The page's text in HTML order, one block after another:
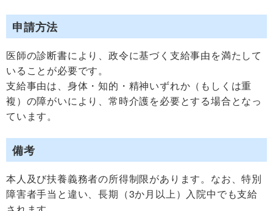
申請方法
医師の診断書により、政令に基づく支給事由を満たして
いることが必要です。
支給事由は、身体・知的・精神いずれか（もしくは重
複）の障がいにより、常時介護を必要とする場合となっ
ています。
備考
本人及び扶養義務者の所得制限があります。なお、特別
障害者手当と違い、長期（3か月以上）入院中でも支給